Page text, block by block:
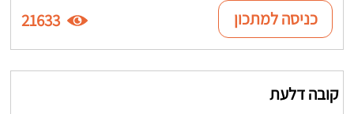
כניסה למתכון 21633
קובה דלעת